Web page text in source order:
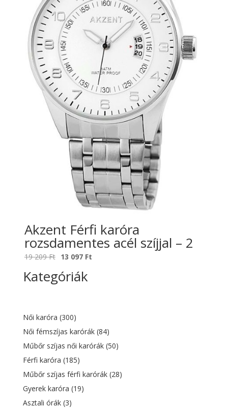
Akzent Férfi karóra
rozsdamentes acél szíjjal – 2
19 209Ft Original
was:
13 097 Ft
Kategóriák
Női karóra (300)
Női fémszíjas karórák (84)
Műbőr szíjas női karórák (50)
Férfi karóra (185)
Műbőr szíjas férfi karórák (28)
Gyerek karóra (19)
Asztali órák (3)